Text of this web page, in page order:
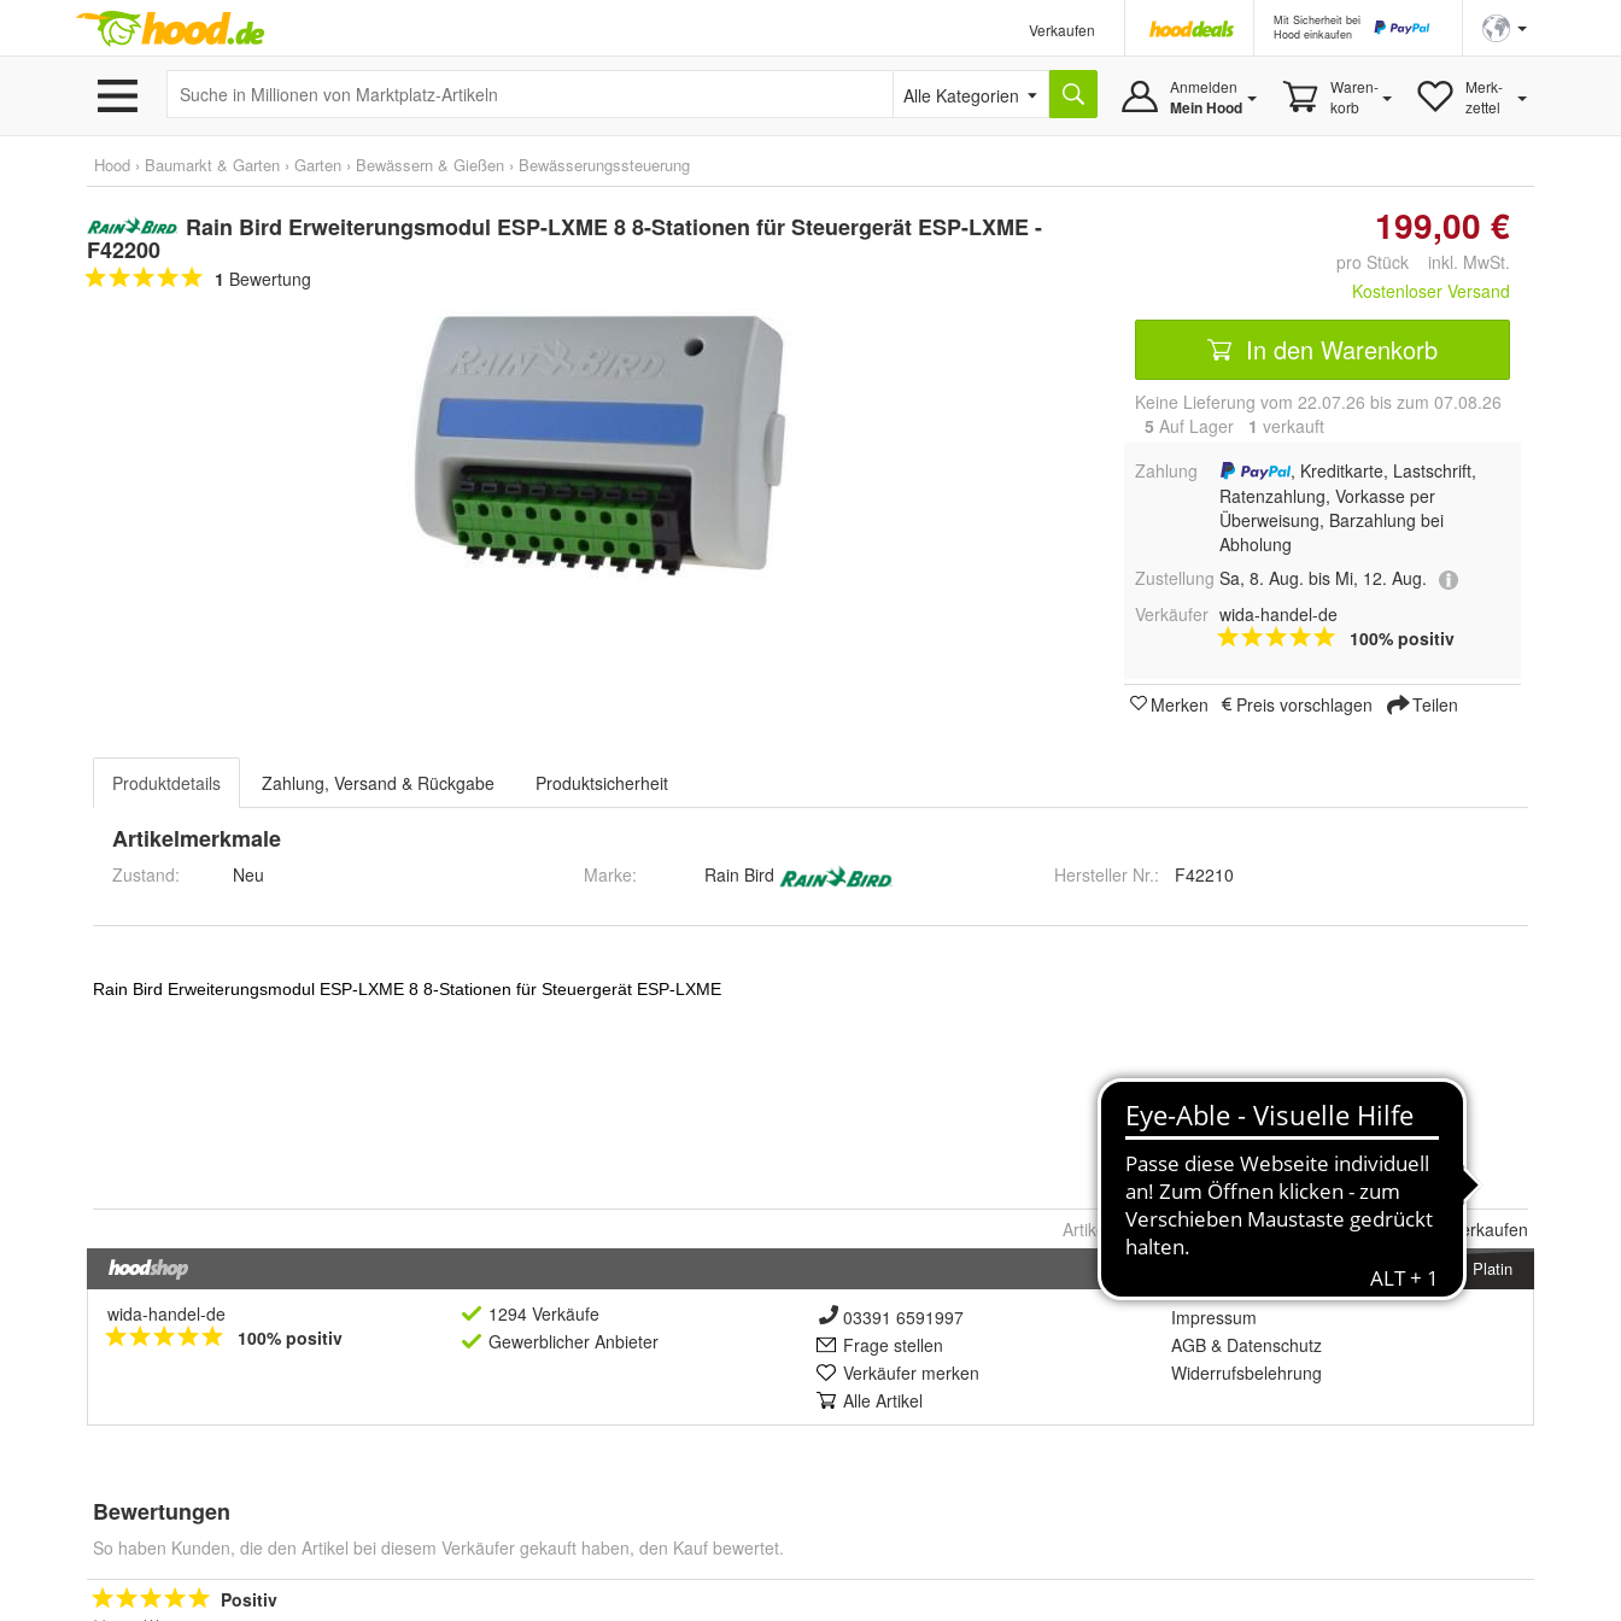
Verkaufen
Mit Sicherheit bei
Hood einkaufen
Alle Kategorien Anmelden
Mein Hood
Waren-
korb
Merk-
zettel
Hood › Baumarkt & Garten › Garten › Bewässern & Gießen › Bewässerungssteuerung
Rain Bird Erweiterungsmodul ESP-LXME 8 8-Stationen für Steuergerät ESP-LXME -
F42200
1 Bewertung
199,00 €
pro Stück inkl. MwSt.
Kostenloser Versand
In den Warenkorb
Keine Lieferung vom 22.07.26 bis zum 07.08.26
5 Auf Lager 1 verkauft
Zahlung
, Kreditkarte, Lastschrift,
Ratenzahlung, Vorkasse per
Überweisung, Barzahlung bei
Abholung
Zustellung Sa, 8. Aug. bis Mi, 12. Aug.
Verkäufer wida-handel-de
100% positiv
Merken Preis vorschlagen Teilen
Produktdetails Zahlung, Versand & Rückgabe Produktsicherheit
Artikelmerkmale
Zustand: Neu Marke: Rain Bird Hersteller Nr.: F42210
Artikel Nr.:0111129783 Melden|ÄhnlichenArtikel verkaufen
Platin
wida-handel-de
100% positiv
1294 Verkäufe
Gewerblicher Anbieter
03391 6591997
Frage stellen
Verkäufer merken
Alle Artikel
Impressum
AGB & Datenschutz
Widerrufsbelehrung
Bewertungen
So haben Kunden, die den Artikel bei diesem Verkäufer gekauft haben, den Kauf bewertet.
Positiv